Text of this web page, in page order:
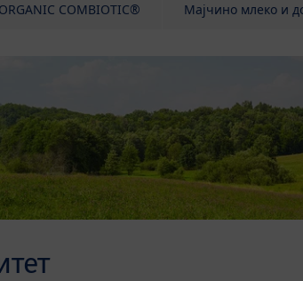
COMBIOTIC® Мајчино млеко и